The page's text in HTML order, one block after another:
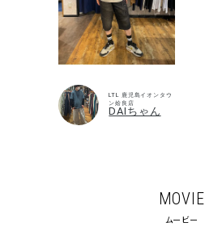
キーワードから探す
価格から探す
LTL 鹿児島イオンタウ
ン姶良店
DAIちゃん
MOVIE
ムービー